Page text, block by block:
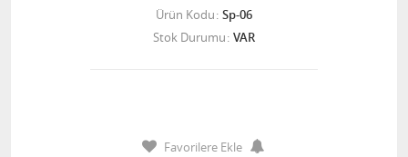
Ürün Kodu Sp-06
Stok Durumu VAR
Favorilere Ekle